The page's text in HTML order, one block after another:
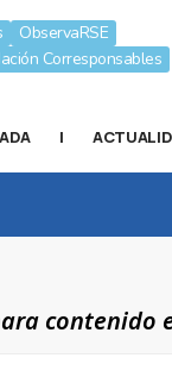
ObservaRSE
Corresponsables
|
contenido